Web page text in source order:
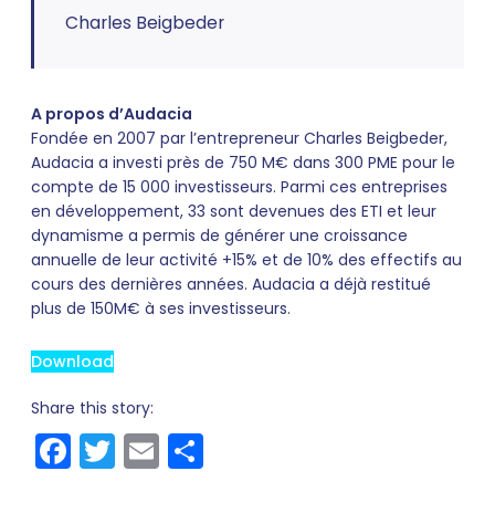
Charles Beigbeder
A propos d’Audacia
Fondée en 2007 par l’entrepreneur Charles Beigbeder,
Audacia a investi près de 750 M€ dans 300 PME pour le
compte de 15 000 investisseurs. Parmi ces entreprises
en développement, 33 sont devenues des ETI et leur
dynamisme a permis de générer une croissance
annuelle de leur activité +15% et de 10% des effectifs au
cours des dernières années. Audacia a déjà restitué
plus de 150M€ à ses investisseurs.
Download
Share this story:
Facebook
Twitter
Email